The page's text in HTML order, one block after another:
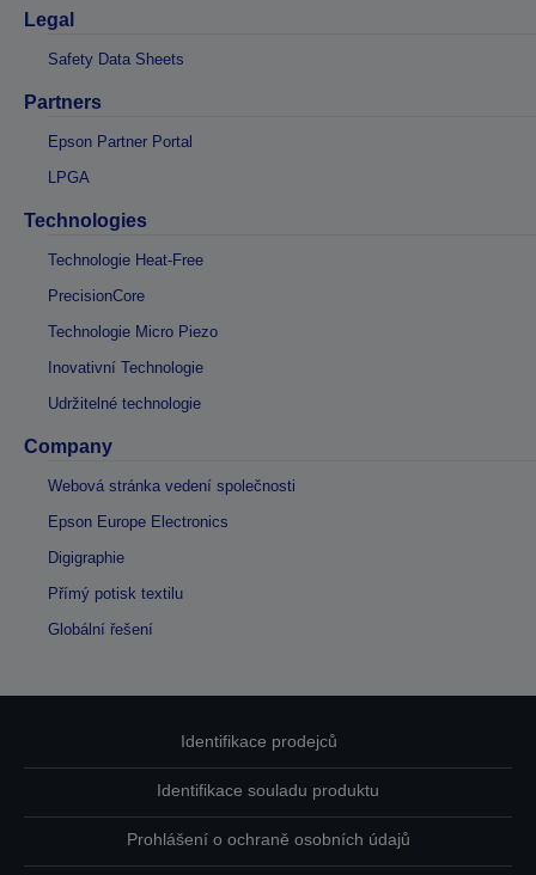
Legal
Safety Data Sheets
Partners
Epson Partner Portal
LPGA
Technologies
Technologie Heat-Free
PrecisionCore
Technologie Micro Piezo
Inovativní Technologie
Udržitelné technologie
Company
Webová stránka vedení společnosti
Epson Europe Electronics
Digigraphie
Přímý potisk textilu
Globální řešení
Identifikace prodejců
Identifikace souladu produktu
Prohlášení o ochraně osobních údajů